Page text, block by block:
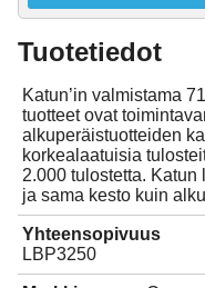
Tuotetiedot
Katun’in valmistama
tuotteet ovat
alkuperäistuotteiden
korkealaatuisia
2.000 tulostetta.
ja sama kesto kuin
Yhteensopivuus
LBP3250